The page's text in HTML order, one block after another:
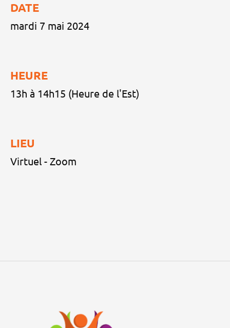
DATE
mardi 7 mai 2024
HEURE
13h à 14h15 (Heure de l'Est)
LIEU
Virtuel - Zoom